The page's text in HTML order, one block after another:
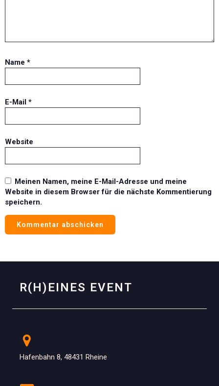
Name *
E-Mail *
Website
Meinen Namen, meine E-Mail-Adresse und meine
Website in diesem Browser für die nächste Kommentierung
speichern.
R(H)EINES EVENT
Hafenbahn 8, 48431 Rheine